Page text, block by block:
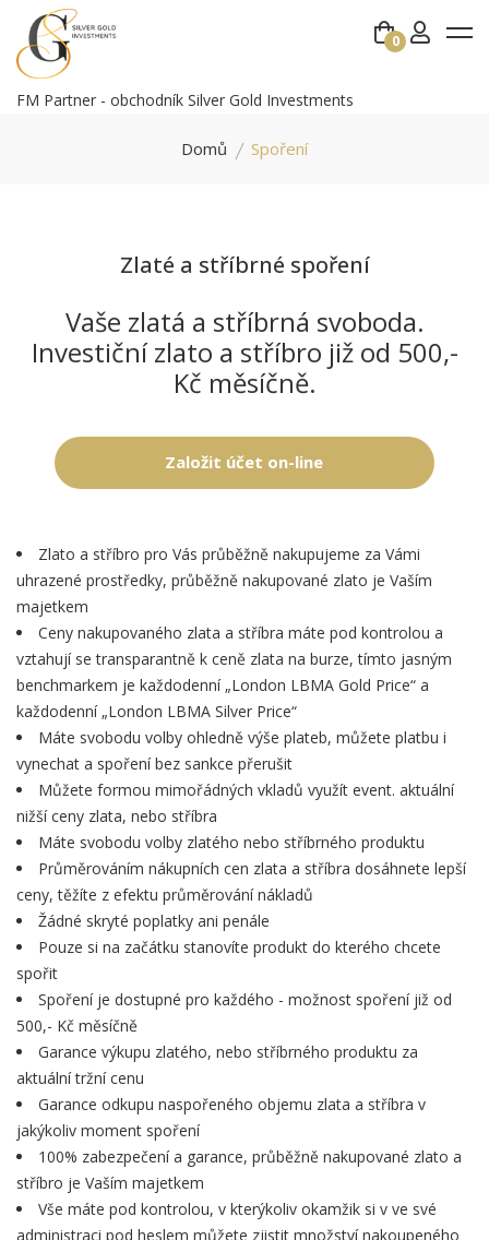
0
FM Partner - obchodník Silver Gold Investments
Domů Spoření
Zlaté a stříbrné spoření
Vaše zlatá a stříbrná svoboda.
Investiční zlato a stříbro již od 500,-
Kč měsíčně.
Založit účet on-line
Zlato a stříbro pro Vás průběžně nakupujeme za Vámi
uhrazené prostředky, průběžně nakupované zlato je Vaším
majetkem
Ceny nakupovaného zlata a stříbra máte pod kontrolou a
vztahují se transparantně k ceně zlata na burze, tímto jasným
benchmarkem je každodenní „London LBMA Gold Price“ a
každodenní „London LBMA Silver Price“
Máte svobodu volby ohledně výše plateb, můžete platbu i
vynechat a spoření bez sankce přerušit
Můžete formou mimořádných vkladů využít event. aktuální
nižší ceny zlata, nebo stříbra
Máte svobodu volby zlatého nebo stříbrného produktu
Průměrováním nákupních cen zlata a stříbra dosáhnete lepší
ceny, těžíte z efektu průměrování nákladů
Žádné skryté poplatky ani penále
Pouze si na začátku stanovíte produkt do kterého chcete
spořit
Spoření je dostupné pro každého - možnost spoření již od
500,- Kč měsíčně
Garance výkupu zlatého, nebo stříbrného produktu za
aktuální tržní cenu
Garance odkupu naspořeného objemu zlata a stříbra v
jakýkoliv moment spoření
100% zabezpečení a garance, průběžně nakupované zlato a
stříbro je Vaším majetkem
Vše máte pod kontrolou, v kterýkoliv okamžik si v ve své
administraci pod heslem můžete zjistit množství nakoupeného